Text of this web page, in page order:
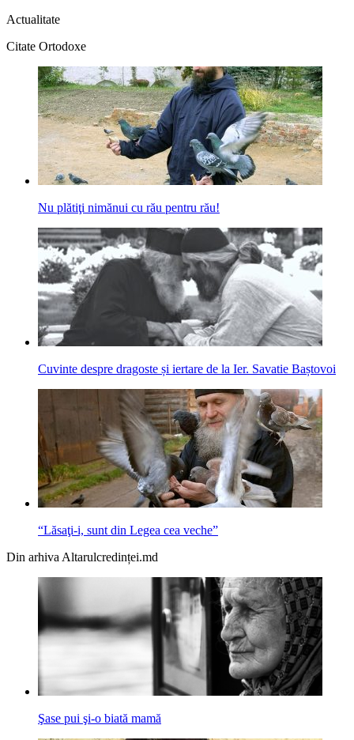
Actualitate
Citate Ortodoxe
Nu plătiţi nimănui cu rău pentru rău!
Cuvinte despre dragoste și iertare de la Ier. Savatie Baștovoi
“Lăsaţi-i, sunt din Legea cea veche”
Din arhiva Altarulcredinței.md
Şase pui şi-o biată mamă